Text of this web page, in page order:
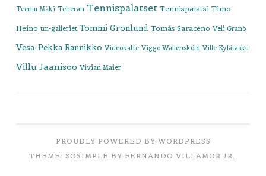
Teemu Mäki Teheran Tennispalatset Tennispalatsi Timo
Heino tm-galleriet Tommi Grönlund Tomás Saraceno Veli Granö
Vesa-Pekka Rannikko Videokaffe Viggo Wallensköld Ville Kylätasku
Villu Jaanisoo Vivian Maier
PROUDLY POWERED BY WORDPRESS
THEME: SOSIMPLE BY FERNANDO VILLAMOR JR. .